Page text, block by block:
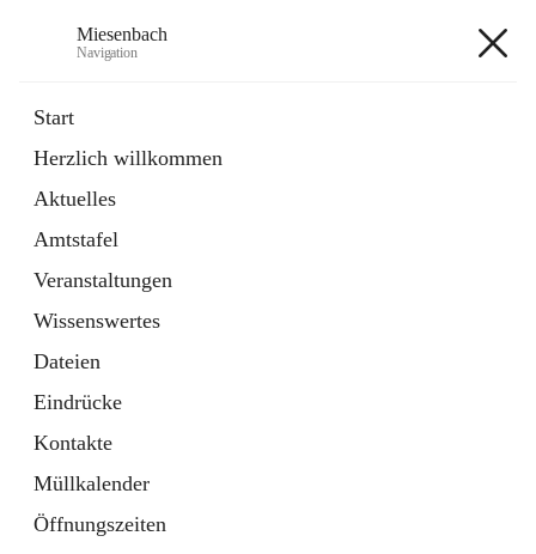
Miesenbach
Navigation
Start
Herzlich willkommen
Aktuelles
Amtstafel
Veranstaltungen
Wissenswertes
Dateien
Eindrücke
Kontakte
Müllkalender
Öffnungszeiten
Externe Webseite
in
Tab
Region Schneebergland
Externe Webseite
öffnet
in
neuem
Tab